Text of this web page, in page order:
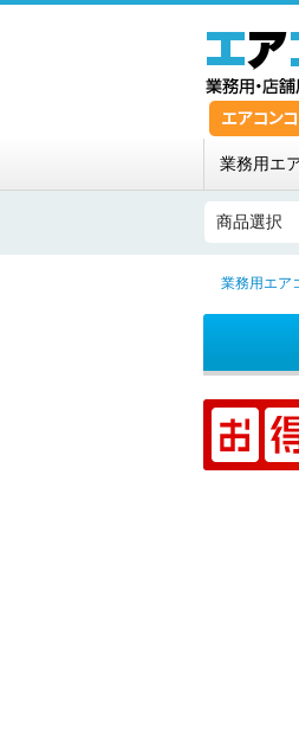
業務用エ
商品選択
業務用エア